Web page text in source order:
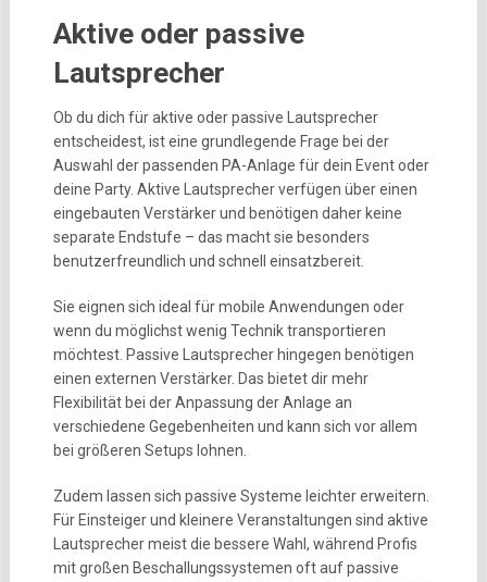
Aktive oder passive
Lautsprecher
Ob du dich für aktive oder passive Lautsprecher
entscheidest, ist eine grundlegende Frage bei der
Auswahl der passenden PA-Anlage für dein Event oder
deine Party. Aktive Lautsprecher verfügen über einen
eingebauten Verstärker und benötigen daher keine
separate Endstufe – das macht sie besonders
benutzerfreundlich und schnell einsatzbereit.
Sie eignen sich ideal für mobile Anwendungen oder
wenn du möglichst wenig Technik transportieren
möchtest. Passive Lautsprecher hingegen benötigen
einen externen Verstärker. Das bietet dir mehr
Flexibilität bei der Anpassung der Anlage an
verschiedene Gegebenheiten und kann sich vor allem
bei größeren Setups lohnen.
Zudem lassen sich passive Systeme leichter erweitern.
Für Einsteiger und kleinere Veranstaltungen sind aktive
Lautsprecher meist die bessere Wahl, während Profis
mit großen Beschallungssystemen oft auf passive